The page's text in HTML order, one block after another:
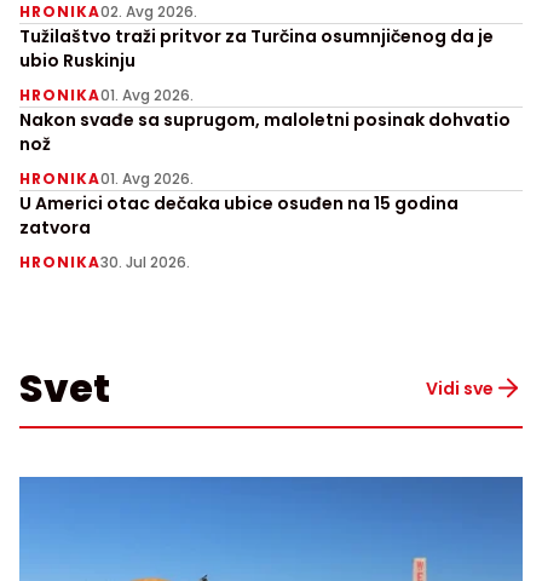
HRONIKA02. Avg 2026.
Tužilaštvo traži pritvor za Turčina osumnjičenog da je
ubio Ruskinju
HRONIKA01. Avg 2026.
Nakon svađe sa suprugom, maloletni posinak dohvatio
nož
HRONIKA01. Avg 2026.
U Americi otac dečaka ubice osuđen na 15 godina
zatvora
HRONIKA30. Jul 2026.
Svet Vidi sve